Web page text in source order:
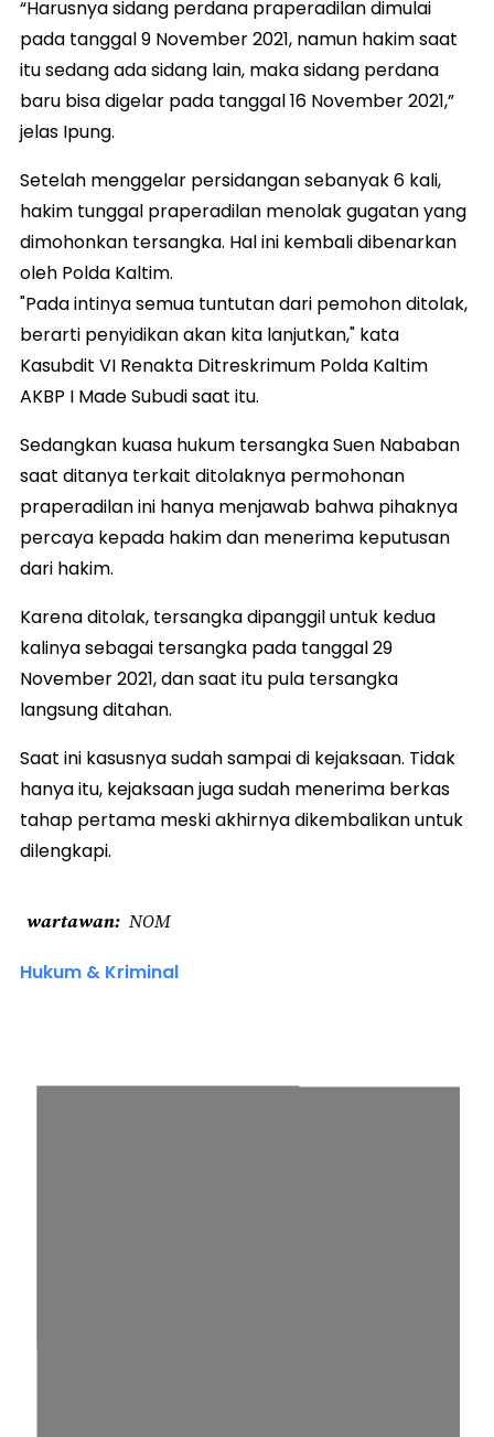
“Harusnya sidang perdana praperadilan dimulai
pada tanggal 9 November 2021, namun hakim saat
itu sedang ada sidang lain, maka sidang perdana
baru bisa digelar pada tanggal 16 November 2021,”
jelas Ipung.
Setelah menggelar persidangan sebanyak 6 kali,
hakim tunggal praperadilan menolak gugatan yang
dimohonkan tersangka. Hal ini kembali dibenarkan
oleh Polda Kaltim.
"Pada intinya semua tuntutan dari pemohon ditolak,
berarti penyidikan akan kita lanjutkan," kata
Kasubdit VI Renakta Ditreskrimum Polda Kaltim
AKBP I Made Subudi saat itu.
Sedangkan kuasa hukum tersangka Suen Nababan
saat ditanya terkait ditolaknya permohonan
praperadilan ini hanya menjawab bahwa pihaknya
percaya kepada hakim dan menerima keputusan
dari hakim.
Karena ditolak, tersangka dipanggil untuk kedua
kalinya sebagai tersangka pada tanggal 29
November 2021, dan saat itu pula tersangka
langsung ditahan.
Saat ini kasusnya sudah sampai di kejaksaan. Tidak
hanya itu, kejaksaan juga sudah menerima berkas
tahap pertama meski akhirnya dikembalikan untuk
dilengkapi.
wartawan NOM
Hukum & Kriminal